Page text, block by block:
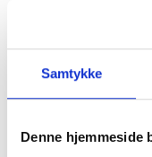
Samtykke
Denne hjemmeside
sit 3-årige
sensor teknologi
modulært design,